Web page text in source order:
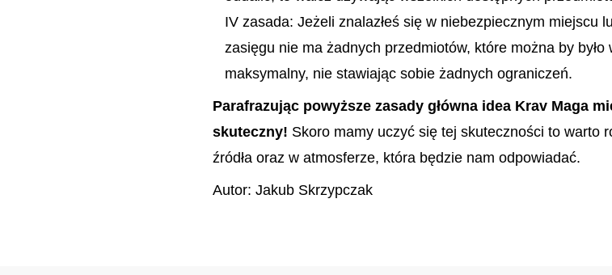
IV zasada: Jeżeli znalazłeś się w niebezpiecznym miejscu
zasięgu nie ma żadnych przedmiotów, które można by
maksymalny, nie stawiając sobie żadnych ograniczeń.
Parafrazując powyższe zasady główna idea Krav Maga
skuteczny! Skoro mamy uczyć się tej skuteczności to warto
źródła oraz w atmosferze, która będzie nam odpowiadać.
Autor: Jakub Skrzypczak